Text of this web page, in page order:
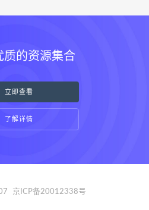
质的资源集合
立即查看
了解详情
京ICP备20012338号